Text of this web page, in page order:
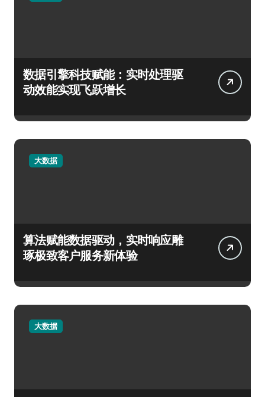
数据引擎科技赋能：实时处理驱
动效能实现飞跃增长
大数据
算法赋能数据驱动，实时响应雕
琢极致客户服务新体验
大数据